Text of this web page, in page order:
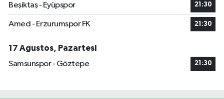
Beşiktaş - Eyüpspor 21:30
Amed - Erzurumspor FK 21:30
17 Ağustos, Pazartesi
Samsunspor - Göztepe
21:30